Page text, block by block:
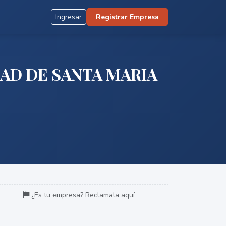
Ingresar Registrar Empresa
DE SANTA MARIA
¿Es tu empresa? Reclamala aquí